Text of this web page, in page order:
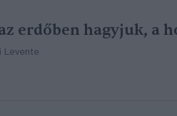
erdőben hagyjuk, a
Levente